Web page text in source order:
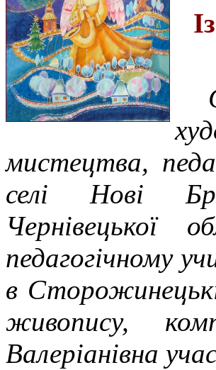
мистецтва,
селі Нові
Чернівецької
педагогічному
в
живопису,
Валеріанівна